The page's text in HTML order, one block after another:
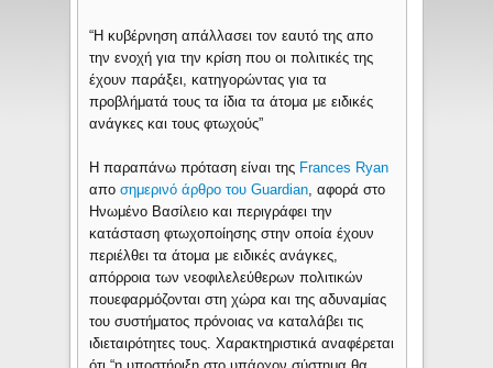
“Η κυβέρνηση απάλλασει τον εαυτό της απο
την ενοχή για την κρίση που οι πολιτικές της
έχουν παράξει, κατηγορώντας για τα
προβλήματά τους τα ίδια τα άτομα με ειδικές
ανάγκες και τους φτωχούς”
Η παραπάνω πρόταση είναι της Frances Ryan
αποσημερινό άρθρο του Guardian , αφορά στο
Ηνωμένο Βασίλειο και περιγράφει την
κατάσταση φτωχοποίησης στην οποία έχουν
περιέλθει τα άτομα με ειδικές ανάγκες,
απόρροια των νεοφιλελεύθερων πολιτικών
πουεφαρμόζονται στη χώρα και της αδυναμίας
του συστήματος πρόνοιας να καταλάβει τις
ιδιεταιρότητες τους. Χαρακτηριστικά αναφέρεται